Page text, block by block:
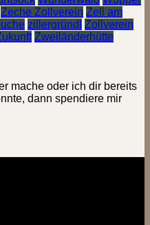
Zeche Zollverein Zell am
zillergründl Zollverein
Zweiländerhütte
mache oder ich dir bereits
dann spendiere mir